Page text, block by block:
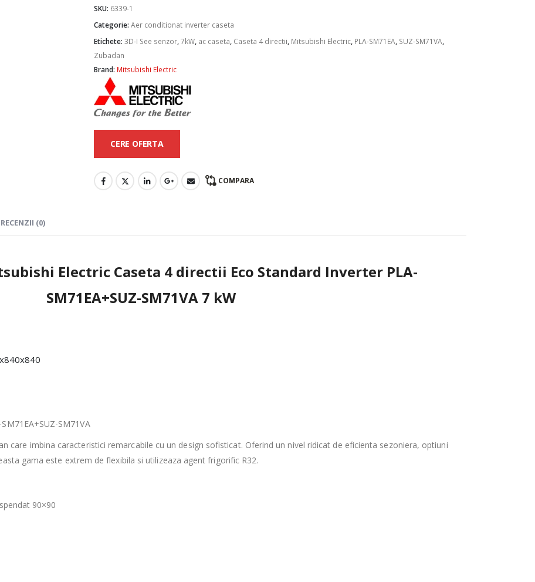
SKU: 6339-1
Categorie: Aer conditionat inverter caseta
Etichete: 3D-I See senzor,7kW, ac caseta, Caseta 4 directii, Mitsubishi Electric, PLA-SM71EA, SUZ-SM71VA,
Zubadan
Brand: Mitsubishi Electric
CERE OFERTA
COMPARA
RECENZII (0)
Electric Caseta 4 directii Eco Standard Inverter PLA-
SM71EA+SUZ-SM71VA 7 kW
SM71VA
care imbina caracteristici remarcabile cu un design sofisticat. Oferind un nivel ridicat de eficienta sezoniera, optiuni
gama este extrem de flexibila si utilizeaza agent frigorific R32.
90×90